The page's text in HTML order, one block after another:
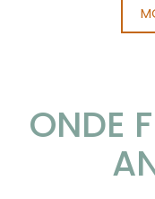
ONDE